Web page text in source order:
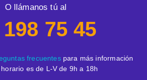
O llámanos tú al
75 45
frecuentespara más información
es de L-V de 9h a 18h